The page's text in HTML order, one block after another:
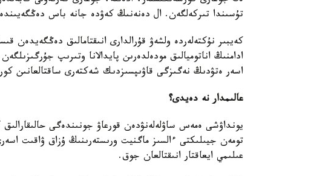
تۇسىندا تىركەلگەن. ال دەنەنىڭ كەۋدە جانە باس
كەيبىر نۇكتەلەردە ولشەۋ قۇرالدارى انىقتامالىق
ادامنىڭ اناتوميالىق مودەلدەرىن پايدالانا وتىرىپ
اسەر ەتۋدىڭ نەگىزگى قاۋىپسىزدىك شەكتەرى ساقتالعانىن
عالىمدار نە دەيدى؟
يونداۋشى ەمەس ساۋلەلەنۋدەن قورعاۋ جونىندەگى حالىقارالىق
تومەن جيىلىكتى ءالسىز ماگنيت ورىستەرىنىڭ ۇزاق ۋاقىت
عىلىمي ايعاقتار انىقتالعان جوق.